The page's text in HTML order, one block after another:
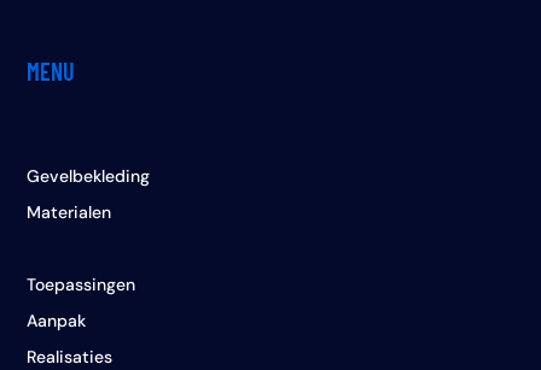
MENU
Gevelbekleding
Materialen
Toepassingen
Aanpak
Realisaties